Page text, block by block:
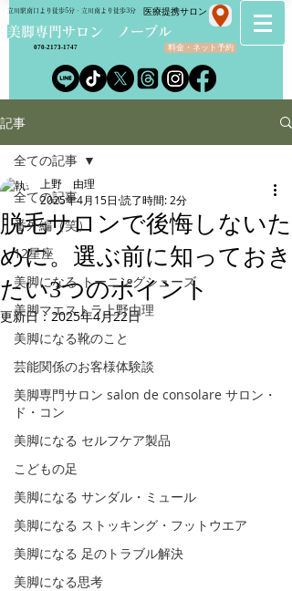
​美脚専門サロン ノーブル
立川駅南口より徒歩5分・立川南より徒歩3分
料金・ネット予約
070-2173-1747
​医療提携サロン
記事
全ての記事
番外編（笑）
12星座
美脚になる トーニングシューズ
美脚マエストラ上野由理
美脚になる靴のこと
芸能関係のお客様体験談
美脚専門サロン salon de consolare サロン・
ド・コン
美脚になる セルフケア製品
こどもの足
美脚になる サンダル・ミュール
美脚になる ストッキング・フットウエア
美脚になる 足のトラブル解決
美脚になる思考
全ての記事
脱毛サロンで後悔しないた
めに。選ぶ前に知っておき
たい3つのポイント
上野 由理
2025年4月15日 読了時間: 2分
更新日：2025年4月22日